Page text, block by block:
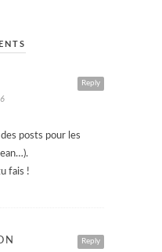
Reply
posts pour les
fais !
Reply